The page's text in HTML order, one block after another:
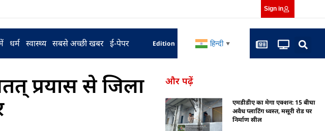
Sign in
धर्म स्वास्थ्य सबसे अच्छी खबर ई-पेपर Edition हिन्दी ▼
प्रयास से जिला
और पढ़ें
एमडीडीए का मेगा एक्शन: 15 बीघा
अवैध प्लाटिंग ध्वस्त, मसूरी रोड पर
निर्माण सील